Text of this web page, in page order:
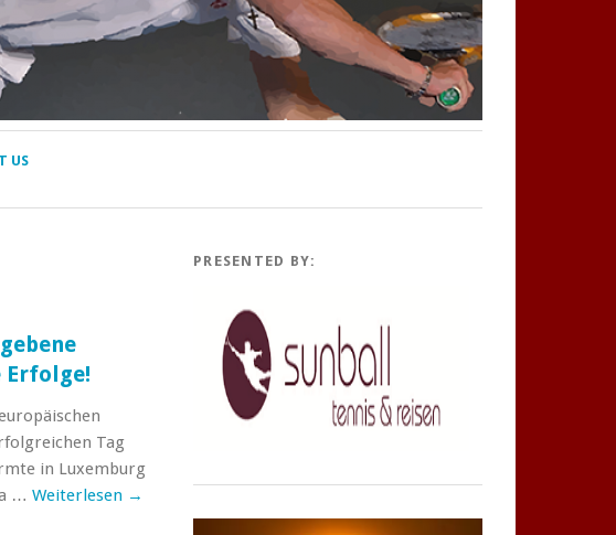
US
Erfolge!
Tag
in Luxemburg
… Weiterlesen →
PRESENTED BY: